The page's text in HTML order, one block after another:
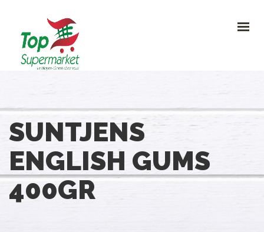
CONTACTEZ-NOUS
Avenue Clemenceau 120, 1070 Bruxelles
+32 (0)2.611 42 91
SUNTJENS
ENGLISH GUMS
400GR